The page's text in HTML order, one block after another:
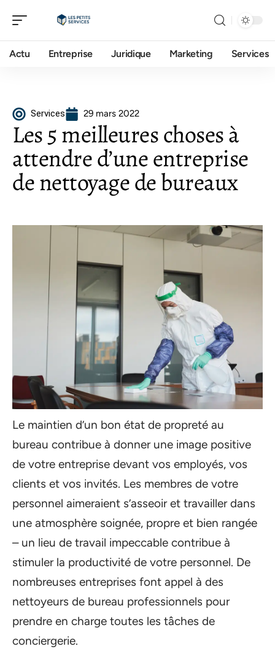
Actu Entreprise Juridique Marketing Services
Services 29 mars 2022
Les 5 meilleures choses à
attendre d’une entreprise
de nettoyage de bureaux
Le maintien d’un bon état de propreté au
bureau contribue à donner une image positive
de votre entreprise devant vos employés, vos
clients et vos invités. Les membres de votre
personnel aimeraient s’asseoir et travailler dans
une atmosphère soignée, propre et bien rangée
– un lieu de travail impeccable contribue à
stimuler la productivité de votre personnel. De
nombreuses entreprises font appel à des
nettoyeurs de bureau professionnels pour
prendre en charge toutes les tâches de
conciergerie.